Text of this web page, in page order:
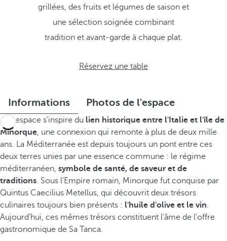
grillées, des fruits et légumes de saison et
une sélection soignée combinant
tradition et avant-garde à chaque plat.
Réservez une table
Informations Photos de l'espace
Cet espace s'inspire du lien historique entre l'Italie et l'île de
Minorque, une connexion qui remonte à plus de deux mille
ans. La Méditerranée est depuis toujours un pont entre ces
deux terres unies par une essence commune : le régime
méditerranéen, symbole de santé, de saveur et de
traditions. Sous l'Empire romain, Minorque fut conquise par
Quintus Caecilius Metellus, qui découvrit deux trésors
culinaires toujours bien présents : l'huile d'olive et le vin.
Aujourd’hui, ces mêmes trésors constituent l'âme de l'offre
gastronomique de Sa Tanca.